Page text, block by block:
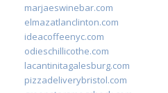
marjaeswinebar.com
elmazatlanclinton.com
ideacoffeenyc.com
odieschillicothe.com
lacantinitagalesburg.com
pizzadeliverybristol.com